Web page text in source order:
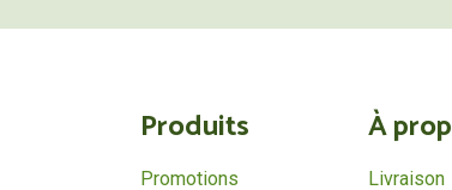
Produits
Promotions
À
Livraison